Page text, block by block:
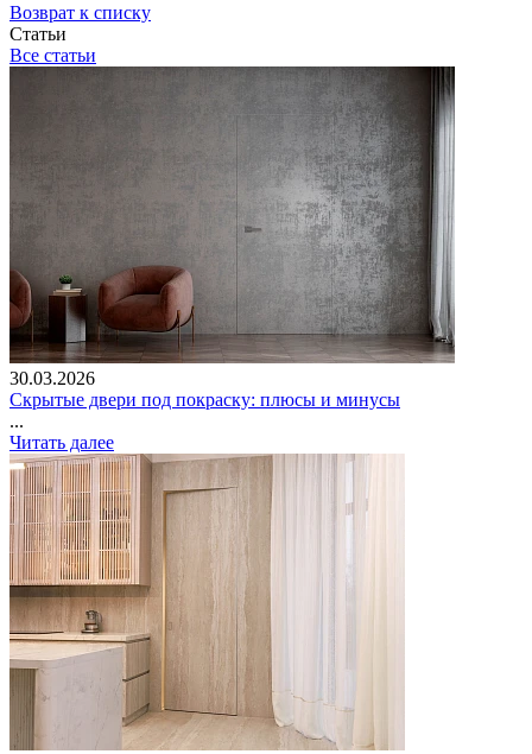
Возврат к списку
Статьи
Все статьи
30.03.2026
Скрытые двери под покраску: плюсы и минусы
...
Читать далее